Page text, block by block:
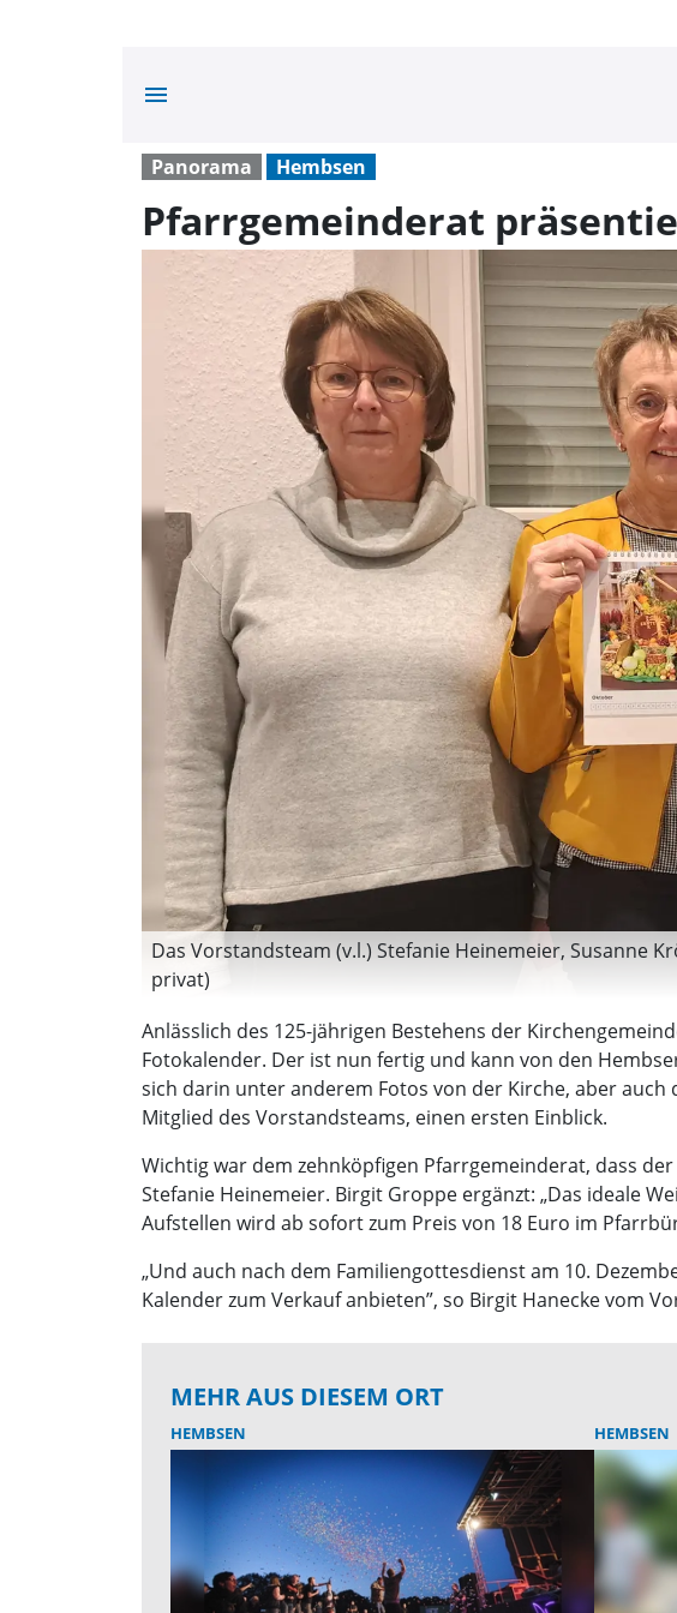
menu
Panorama Hembsen
Pfarrgemeinderat
Das Vorstandsteam (v.l.) Stefanie Heinemeier, Susanne
privat)
Anlässlich des 125-jährigen Bestehens der
Fotokalender. Der ist nun fertig und kann von den
sich darin unter anderem Fotos von der Kirche, aber
Mitglied des Vorstandsteams, einen ersten Einblick.
Wichtig war dem zehnköpfigen Pfarrgemeinderat, dass
Stefanie Heinemeier. Birgit Groppe ergänzt: „Das ideale
Aufstellen wird ab sofort zum Preis von 18 Euro im
„Und auch nach dem Familiengottesdienst am 10.
Kalender zum Verkauf anbieten”, so Birgit Hanecke vom
MEHR AUS DIESEM ORT
HEMBSEN HEMBSEN